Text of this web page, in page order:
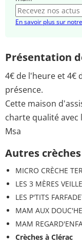
En savoir plus sur
Présentation
4€ de l'heure et 4€
présence.
Cette maison
charte qualité avec
Msa
Autres
MICRO CRÈCHE
LES 3 MÈRES
LES P'TITS
MAM AUX
MAM
Crèches à Clérac